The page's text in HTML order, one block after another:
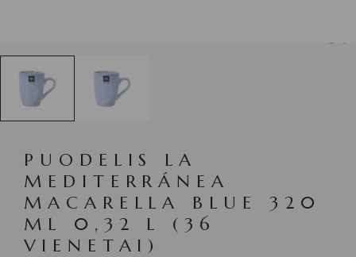
PUODELIS LA
MEDITERRÁNEA
MACARELLA BLUE 320
ML 0,32 L (36
VIENETAI)